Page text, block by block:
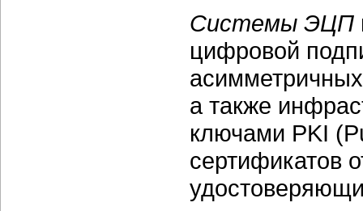
Системы ЭЦП
цифровой
а также
ключами PKI
сертификатов